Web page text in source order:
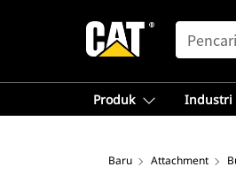
SEARCH
Produk Industri
Baru Attachment